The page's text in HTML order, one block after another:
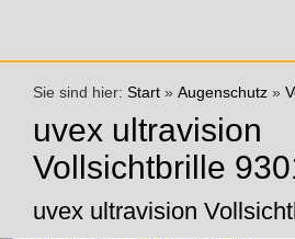
Sie sind hier: Start » Augenschutz »
uvex ultravision
Vollsichtbrille
uvex ultravision